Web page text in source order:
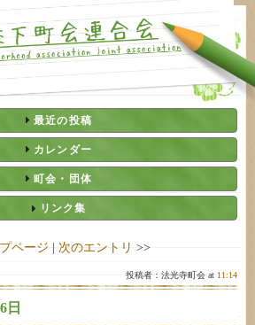
最近の投稿
カレンダー
町会・団体
リンク集
ページ | 次のエントリ >>
投稿者：法光寺町会 at 11:14
日